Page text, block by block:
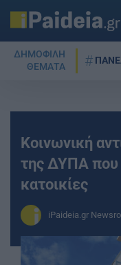
ΔΗΜΟΦΙΛΗ
ΘΕΜΑΤΑ
Κοινωνική
της ΔΥΠΑ που
κατοικίες
iPaideia.gr